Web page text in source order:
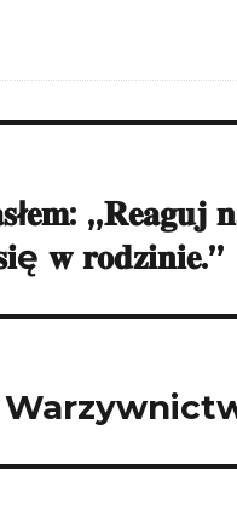
𝐰 𝐫𝐨𝐝𝐳𝐢𝐧𝐢𝐞.”